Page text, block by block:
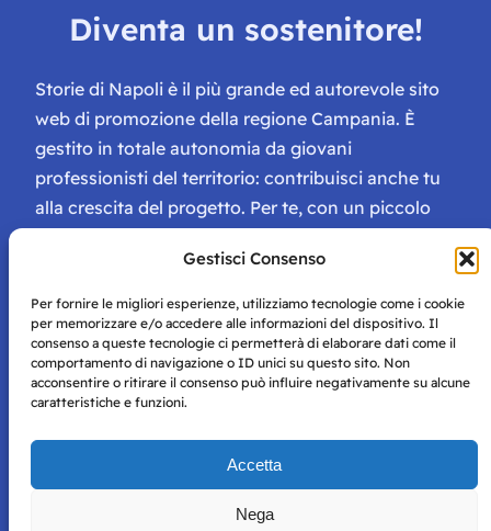
Gestisci Consenso
Per fornire le migliori esperienze, utilizziamo tecnologie come i cookie
per memorizzare e/o accedere alle informazioni del dispositivo. Il
consenso a queste tecnologie ci permetterà di elaborare dati come il
comportamento di navigazione o ID unici su questo sito. Non
acconsentire o ritirare il consenso può influire negativamente su alcune
caratteristiche e funzioni.
Accetta
Nega
Diventa un sostenitore!
Storie di Napoli è il più grande ed autorevole sito
web di promozione della regione Campania. È
gestito in totale autonomia da giovani
professionisti del territorio: contribuisci anche tu
alla crescita del progetto. Per te, con un piccolo
tessera di Storie Campane, libri e magazine gratis
e inviti ad eventi esclusivi!
Storie di Napoli è una testata registrata presso il tribunale di
per mero scopo didattico e informativo.